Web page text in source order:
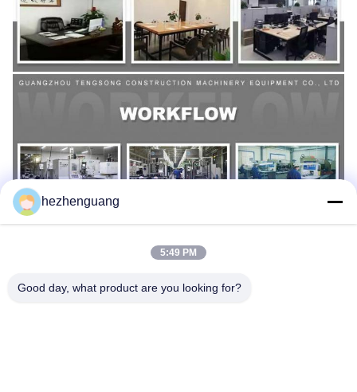
hezhenguang
5:49 PM
Good day, what product are you looking for?